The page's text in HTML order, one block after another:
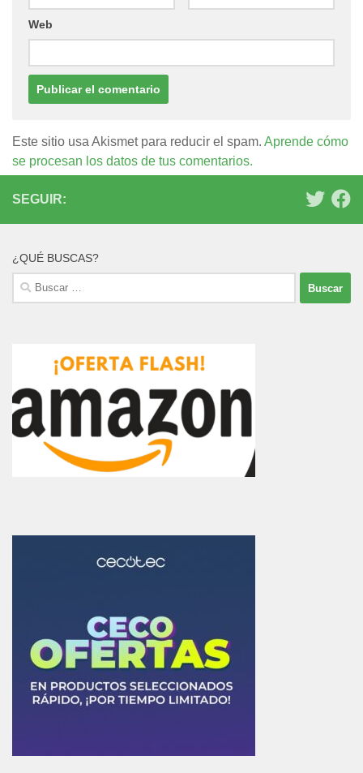
Web
Este sitio usa Akismet para reducir el spam. Aprende cómo
se procesan los datos de tus comentarios.
SEGUIR:
¿QUÉ BUSCAS?
Buscar: